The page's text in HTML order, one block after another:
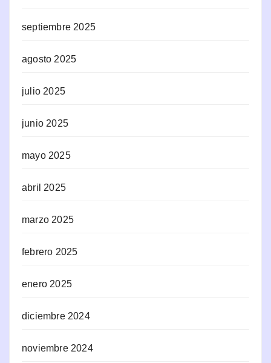
septiembre 2025
agosto 2025
julio 2025
junio 2025
mayo 2025
abril 2025
marzo 2025
febrero 2025
enero 2025
diciembre 2024
noviembre 2024